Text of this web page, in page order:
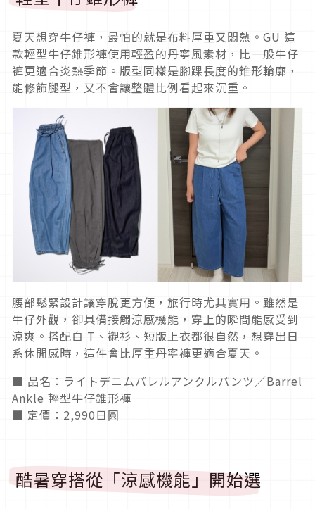
夏天想穿牛仔褲，最怕的就是布料厚重又悶熱。GU 這
款輕型牛仔錐形褲使用輕盈的丹寧風素材，比一般牛仔
褲更適合炎熱季節。版型同樣是腳踝長度的錐形輪廓，
能修飾腿型，又不會讓整體比例看起來沉重。
腰部鬆緊設計讓穿脫更方便，旅行時尤其實用。雖然是
牛仔外觀，卻具備接觸涼感機能，穿上的瞬間能感受到
涼爽。搭配白 T、襯衫、短版上衣都很自然，想穿出日
系休閒感時，這件會比厚重丹寧褲更適合夏天。
■ 品名：ライトデニムバレルアンクルパンツ／Barrel
Ankle 輕型牛仔錐形褲
■ 定價：2,990日圓
酷暑穿搭從「涼感機能」開始選